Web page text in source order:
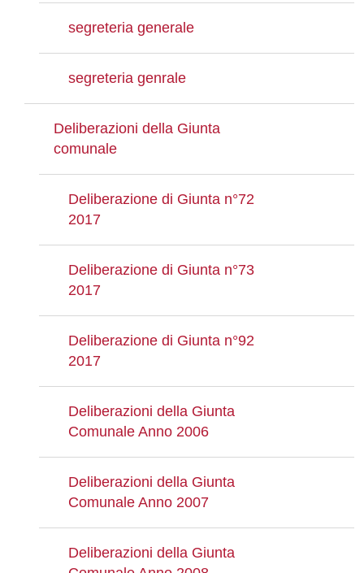
segreteria generale
segreteria genrale
Deliberazioni della Giunta
comunale
Deliberazione di Giunta n°72
2017
Deliberazione di Giunta n°73
2017
Deliberazione di Giunta n°92
2017
Deliberazioni della Giunta
Comunale Anno 2006
Deliberazioni della Giunta
Comunale Anno 2007
Deliberazioni della Giunta